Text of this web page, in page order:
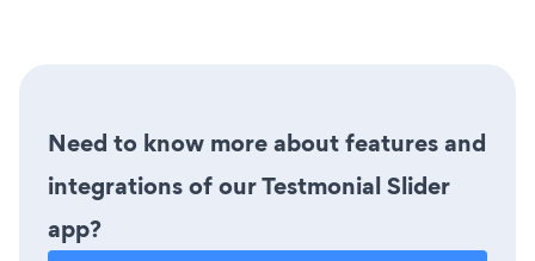
Need to know more about features and
integrations of our Testmonial Slider
app?